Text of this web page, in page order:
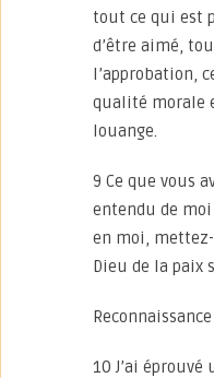
tout ce qui est
d’être aimé,
l’approbation,
qualité morale
louange.
9 Ce que vous
entendu de moi
en moi,
Dieu de la paix
10 J’ai